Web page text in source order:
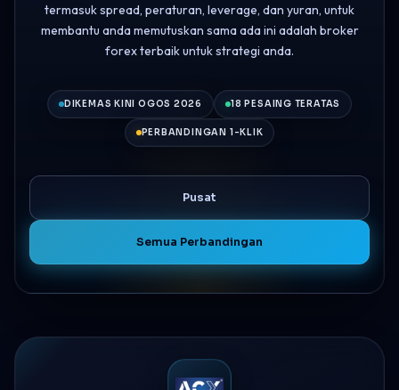
termasuk spread, peraturan, leverage, dan yuran, untuk
membantu anda memutuskan sama ada ini adalah broker
forex terbaik untuk strategi anda.
DIKEMAS KINI OGOS 2026 18 PESAING TERATAS
PERBANDINGAN 1-KLIK
Pusat
Semua Perbandingan